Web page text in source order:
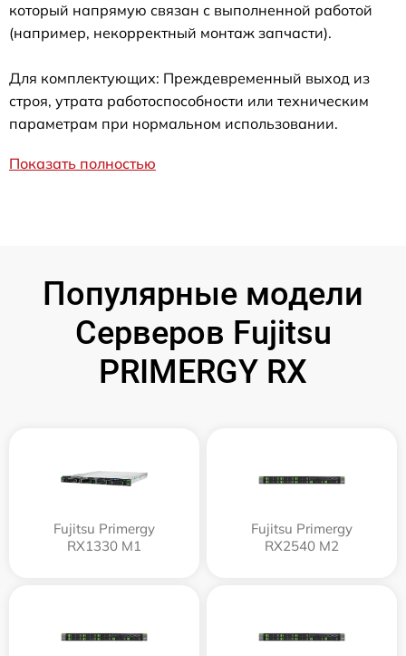
который напрямую связан с выполненной работой
(например, некорректный монтаж запчасти).
Для комплектующих: Преждевременный выход из
строя, утрата работоспособности или техническим
параметрам при нормальном использовании.
Показать полностью
Популярные модели
Серверов Fujitsu
PRIMERGY RX
Fujitsu Primergy
RX1330 M1
Fujitsu Primergy
RX2540 M2